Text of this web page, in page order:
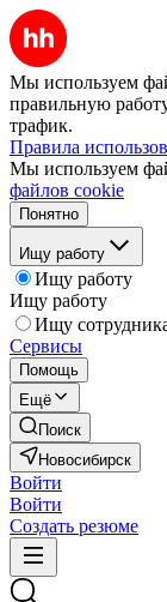
Мы используем
правильную
трафик.
Правила
Мы используем
файлов cookie
Понятно
Ищу работу
Ищу работу
Ищу работу
Ищу
Сервисы
Помощь
Ещё
Поиск
Новосибирск
Войти
Войти
Создать резюме